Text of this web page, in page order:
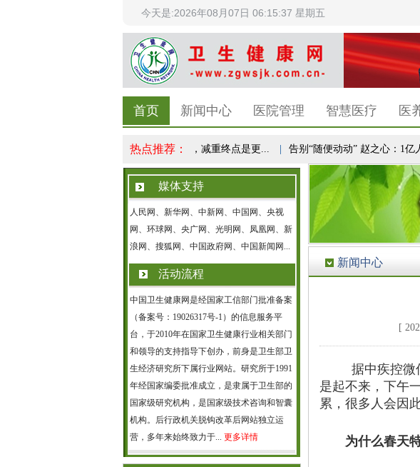
今天是:2026年08月07日 06:15:38 星期五
首页 新闻中心 医院管理 智慧医疗 医
热点推荐：
科学体重管理成全民健康共识，减重终点是更... | 告别“随便动动” 赵之心：1亿人
媒体支持
人民网、新华网、中新网、中国网、央视
网、环球网、央广网、光明网、凤凰网、新
浪网、搜狐网、中国政府网、中国新闻网...
活动流程
中国卫生健康网是经国家工信部门批准备案
（备案号：19026317号-1）的信息服务平
台，于2010年在国家卫生健康行业相关部门
和领导的支持指导下创办，前身是卫生部卫
生经济研究所下属行业网站。研究所于1991
年经国家编委批准成立，是隶属于卫生部的
国家级研究机构，是国家级技术咨询和智囊
机构。后行政机关脱钩改革后网站独立运
营，多年来始终致力于... 更多详情
新闻中心
[
据中疾控微
是起不来，下午
累，很多人会因
为什么春天